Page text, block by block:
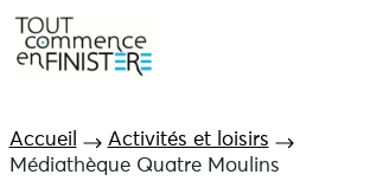
Accueil
Activités et loisirs
Médiathèque Quatre Moulins